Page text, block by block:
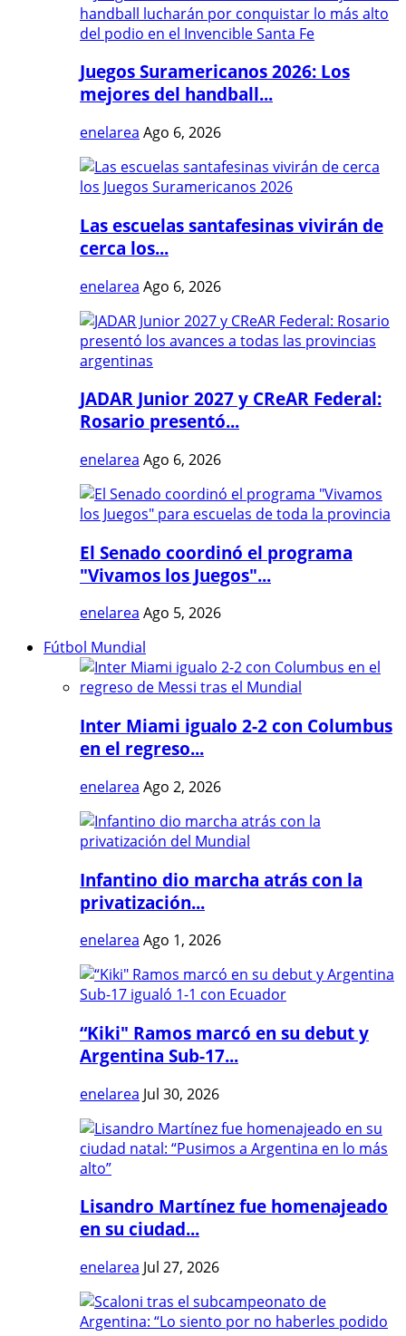
Juegos Suramericanos 2026: Los
mejores del handball...
enelarea Ago 6, 2026
Las escuelas santafesinas vivirán de
cerca los...
enelarea Ago 6, 2026
JADAR Junior 2027 y CReAR Federal:
Rosario presentó...
enelarea Ago 6, 2026
El Senado coordinó el programa
"Vivamos los Juegos"...
enelarea Ago 5, 2026
Fútbol Mundial
Inter Miami igualo 2-2 con Columbus
en el regreso...
enelarea Ago 2, 2026
Infantino dio marcha atrás con la
privatización...
enelarea Ago 1, 2026
“Kiki" Ramos marcó en su debut y
Argentina Sub-17...
enelarea Jul 30, 2026
Lisandro Martínez fue homenajeado
en su ciudad...
enelarea Jul 27, 2026